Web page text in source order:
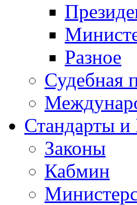
Разное
Судебная
Стандарты
Законы
Кабмин